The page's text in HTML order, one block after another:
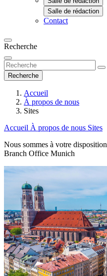
Salle de rédaction
Contact
Recherche
Recherche
Accueil
À propos de nous
Sites
Accueil À propos de nous Sites
Nous sommes à votre disposition
Branch Office Munich